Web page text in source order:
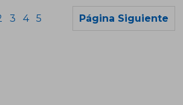
3 4 5 Página Siguiente